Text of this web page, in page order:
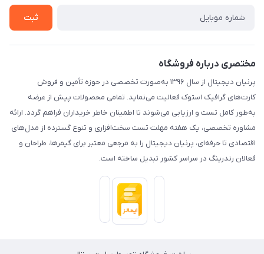
ثبت
مختصری درباره فروشگاه
پرنیان دیجیتال از سال ۱۳۹۶ به‌صورت تخصصی در حوزه تأمین و فروش
کارت‌های گرافیک استوک فعالیت می‌نماید. تمامی محصولات پیش از عرضه
به‌طور کامل تست و ارزیابی می‌شوند تا اطمینان خاطر خریداران فراهم گردد. ارائه
مشاوره تخصصی، یک هفته مهلت تست سخت‌افزاری و تنوع گسترده از مدل‌های
اقتصادی تا حرفه‌ای، پرنیان دیجیتال را به مرجعی معتبر برای گیمرها، طراحان و
فعالان رندرینگ در سراسر کشور تبدیل ساخته است.